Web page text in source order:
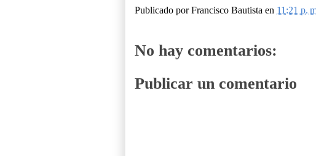
Publicado porFrancisco Bautista en 11:21 p.
No hay comentarios:
Publicar un comentario